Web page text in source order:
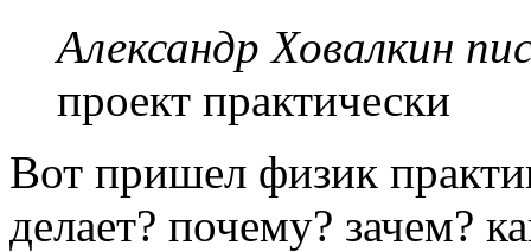
Александр Ховалкин
проект практически
Вот пришел физик
делает? почему? зачем?